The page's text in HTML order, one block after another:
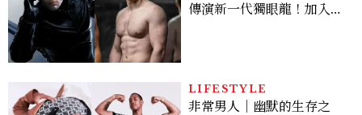
傳演新一代獨眼龍！加入新
LIFESTYLE
非常男人｜幽默的生存之